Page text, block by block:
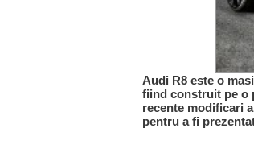
Audi R8 este o
fiind construit pe o
recente modificari
pentru a fi